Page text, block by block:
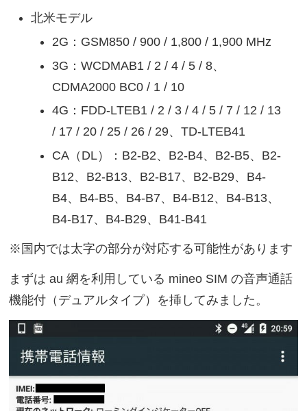
北米モデル
2G：GSM850 / 900 / 1,800 / 1,900 MHz
3G：WCDMAB1 / 2 / 4 / 5 / 8、
CDMA2000 BC0 / 1 / 10
4G：FDD-LTEB1 / 2 / 3 / 4 / 5 / 7 / 12 / 13
/ 17 / 20 / 25 / 26 / 29、TD-LTEB41
CA（DL）：B2-B2、B2-B4、B2-B5、B2-
B12、B2-B13、B2-B17、B2-B29、B4-
B4、B4-B5、B4-B7、B4-B12、B4-B13、
B4-B17、B4-B29、B41-B41
※国内では太字の部分が対応する可能性があります
まずは au 網を利用している mineo SIM の音声通話
機能付（デュアルタイプ）を挿してみました。